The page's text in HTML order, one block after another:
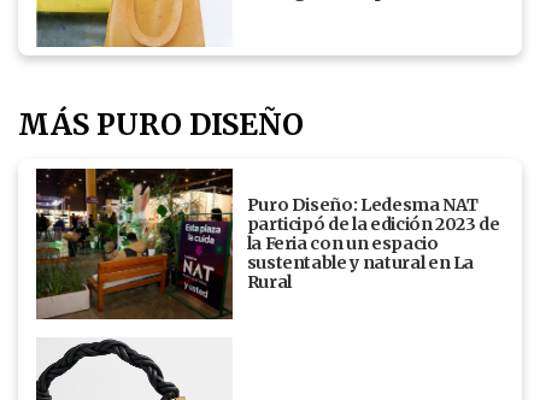
MÁS PURO DISEÑO
Puro Diseño: Ledesma NAT
participó de la edición 2023 de
la Feria con un espacio
sustentable y natural en La
Rural